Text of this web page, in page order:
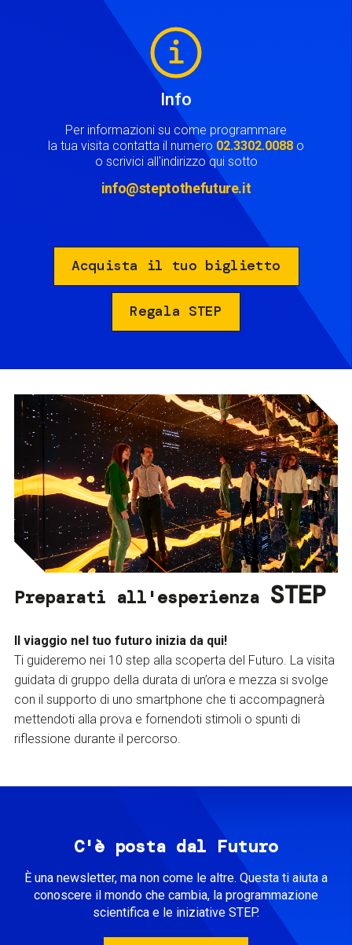
Info
Per informazioni su come programmare
la tua visita contatta il numero 02.3302.0088 o
o scrivici all'indirizzo qui sotto
info@steptothefuture.it
Acquista il tuo biglietto
Regala STEP
Preparati all'esperienza STEP
Il viaggio nel tuo futuro inizia da qui!
Ti guideremo nei 10 step alla scoperta del Futuro. La visita
guidata di gruppo della durata di un’ora e mezza si svolge
con il supporto di uno smartphone che ti accompagnerà
mettendoti alla prova e fornendoti stimoli o spunti di
riflessione durante il percorso.
C'è posta dal Futuro
È una newsletter, ma non come le altre. Questa ti aiuta a
conoscere il mondo che cambia, la programmazione
scientifica e le iniziative STEP.